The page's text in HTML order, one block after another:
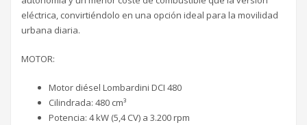
eléctrica, convirtiéndolo en una opción ideal para la movilidad
urbana diaria.
MOTOR:
Motor diésel Lombardini DCI 480
Cilindrada: 480 cm³
Potencia: 4 kW (5,4 CV) a 3.200 rpm